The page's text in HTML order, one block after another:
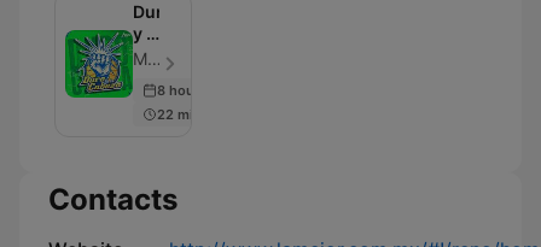
Duro
y a
la
cabeza
MVS Radio - Episode 2360
8 hours ago
22 min
Contacts